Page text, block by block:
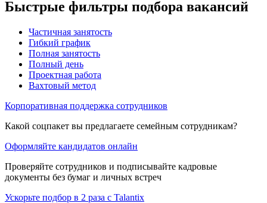
Быстрые фильтры подбора вакансий
Частичная занятость
Гибкий график
Полная занятость
Полный день
Проектная работа
Вахтовый метод
Корпоративная поддержка сотрудников
Какой соцпакет вы предлагаете семейным сотрудникам?
Оформляйте кандидатов онлайн
Проверяйте сотрудников и подписывайте кадровые
документы без бумаг и личных встреч
Ускорьте подбор в 2 раза с Talantix